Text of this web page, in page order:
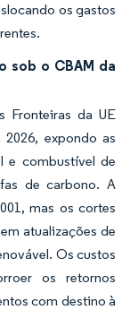
os gastos
sob o CBAM da
Fronteiras da UE
expondo as
e combustível de
de carbono. A
mas os cortes
atualizações de
Os custos
os retornos
com destino à